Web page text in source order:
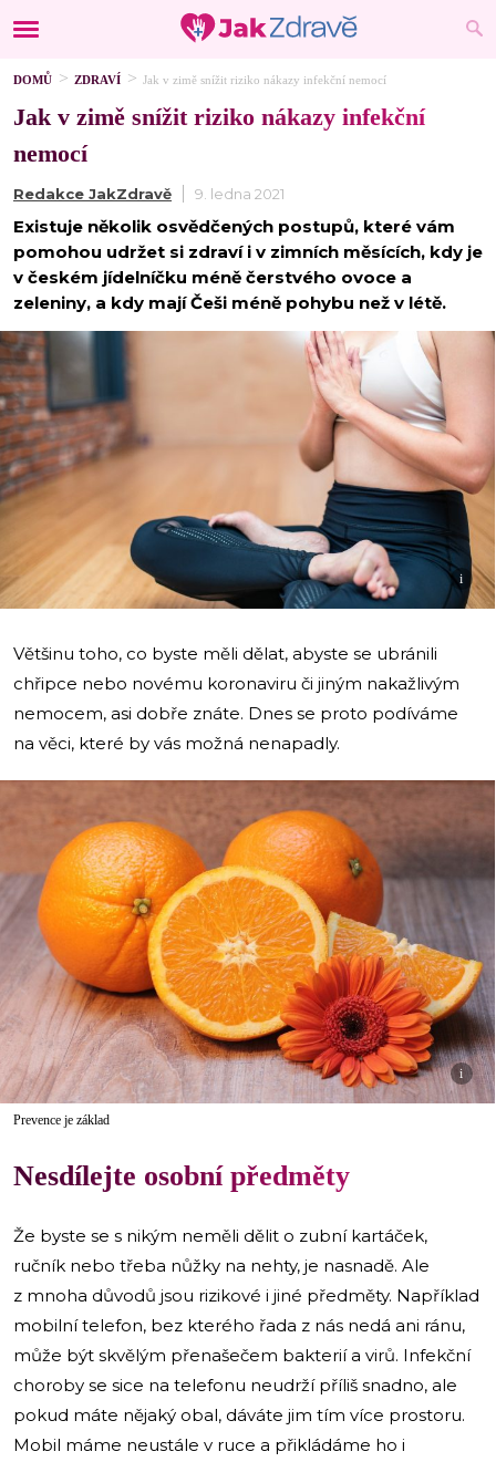
DOMŮ ZDRAVÍ Jak v zimě snížit riziko nákazy infekční nemocí
Jak v zimě snížit riziko nákazy infekční
nemocí
Redakce JakZdravě 9. ledna 2021
Existuje několik osvědčených postupů, které vám
pomohou udržet si zdraví i v zimních měsících, kdy je
v českém jídelníčku méně čerstvého ovoce a
zeleniny, a kdy mají Češi méně pohybu než v létě.
i
Většinu toho, co byste měli dělat, abyste se ubránili
chřipce nebo novému koronaviru či jiným nakažlivým
nemocem, asi dobře znáte. Dnes se proto podíváme
na věci, které by vás možná nenapadly.
i
Prevence je základ
Nesdílejte osobní předměty
Že byste se s nikým neměli dělit o zubní kartáček,
ručník nebo třeba nůžky na nehty, je nasnadě. Ale
z mnoha důvodů jsou rizikové i jiné předměty. Například
mobilní telefon, bez kterého řada z nás nedá ani ránu,
může být skvělým přenašečem bakterií a virů. Infekční
choroby se sice na telefonu neudrží příliš snadno, ale
pokud máte nějaký obal, dáváte jim tím více prostoru.
Mobil máme neustále v ruce a přikládáme ho i